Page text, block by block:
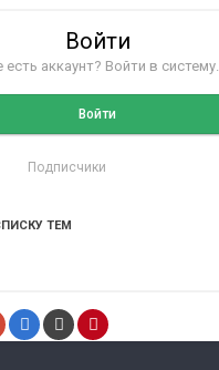
Войти
есть аккаунт? Войти в систему.
Войти
Подписчики
ТЕМ